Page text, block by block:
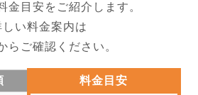
金目安をご紹介します。
しい料金案内は
らご確認ください。
料金目安